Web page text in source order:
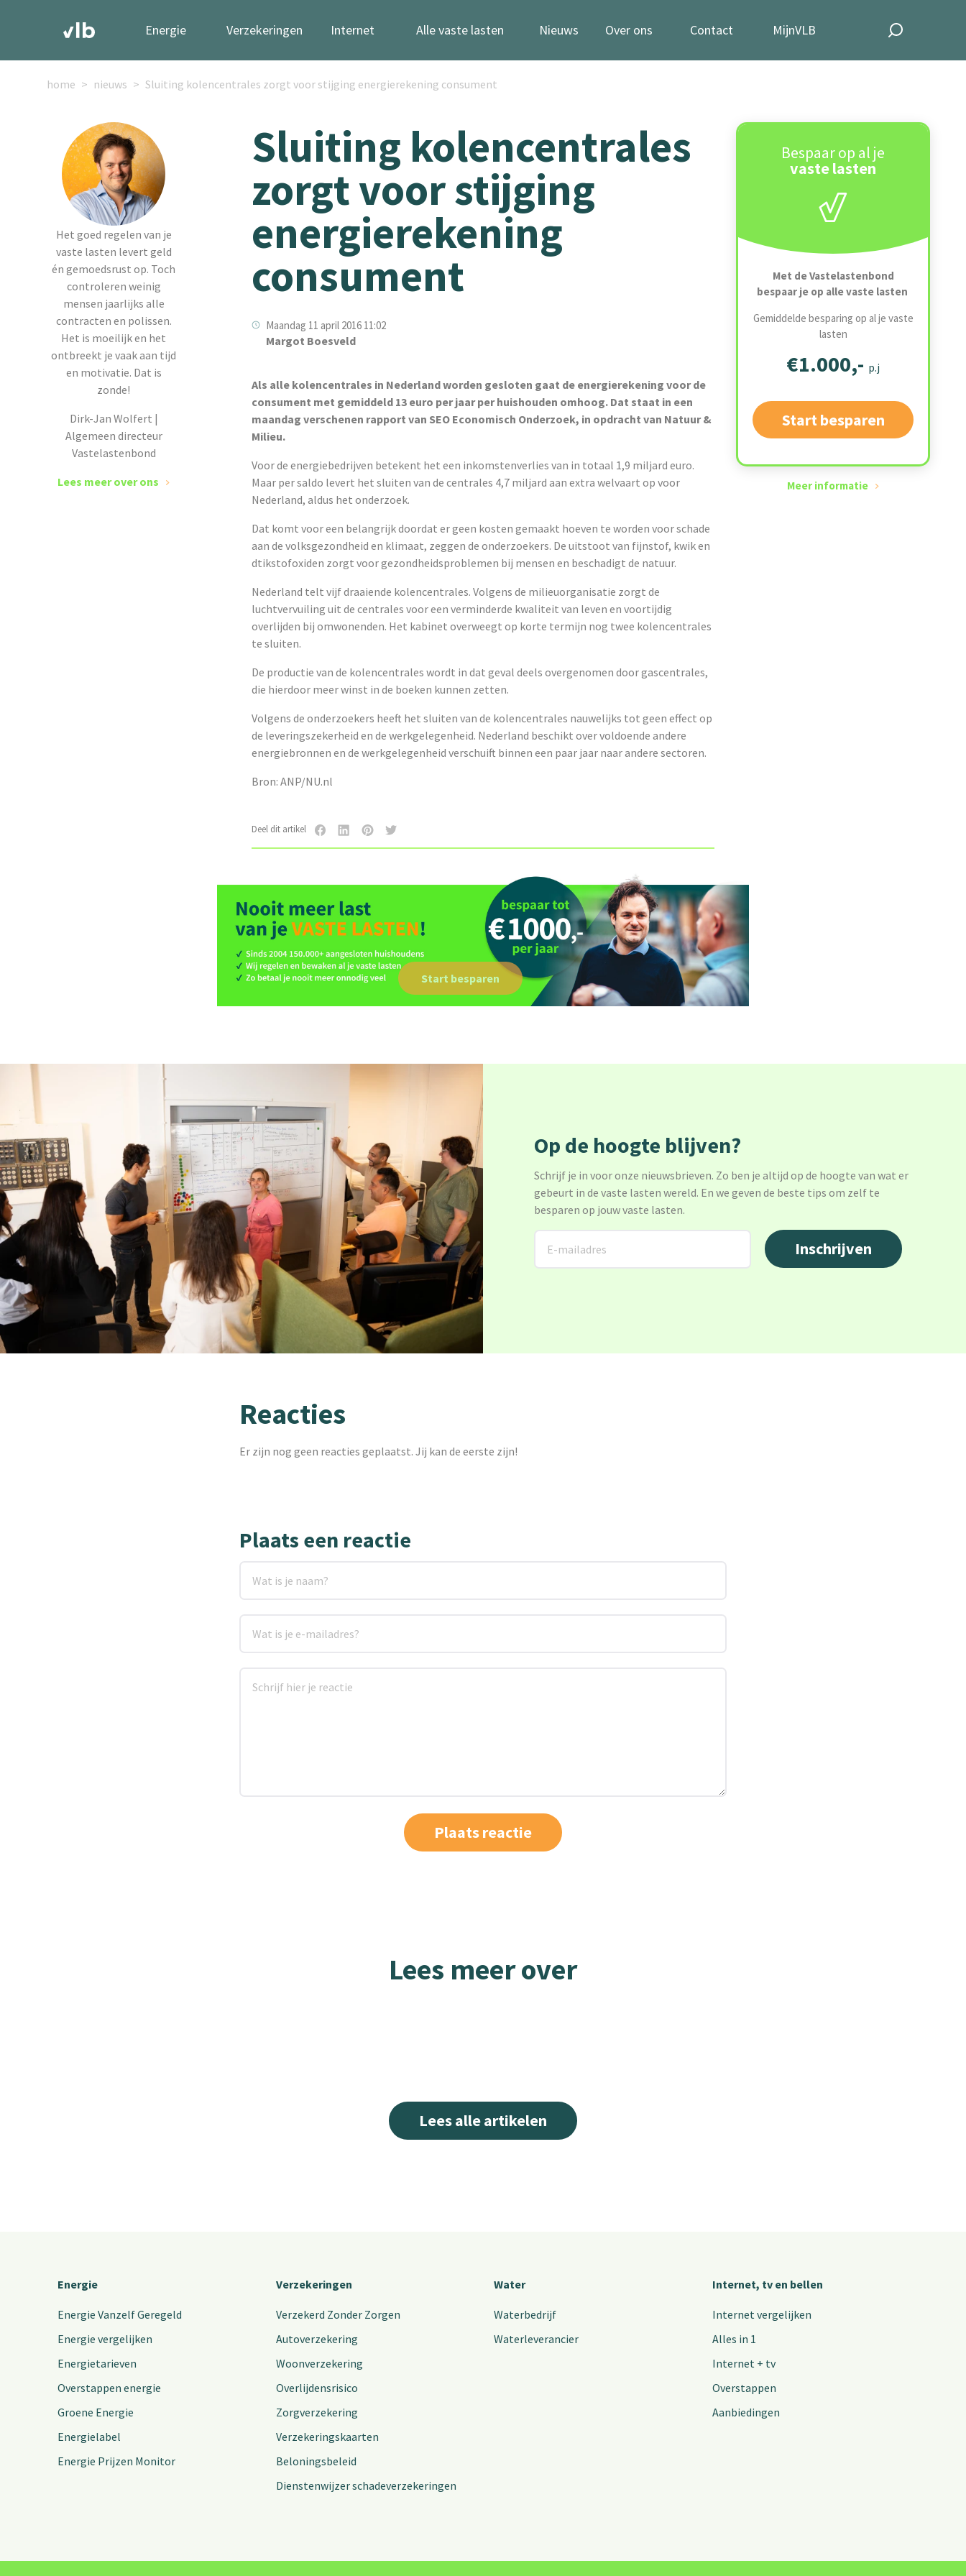
Energie Verzekeringen Internet Alle vaste lasten Nieuws Over ons Contact MijnVLB
home nieuws Sluiting kolencentrales zorgt voor stijging energierekening consument
Het goed regelen van je
vaste lasten levert geld
én gemoedsrust op. Toch
controleren weinig
mensen jaarlijks alle
contracten en polissen.
Het is moeilijk en het
ontbreekt je vaak aan tijd
en motivatie. Dat is
zonde!
Dirk-Jan Wolfert |
Algemeen directeur
Vastelastenbond
Lees meer over ons
Bespaar op al je
vaste lasten
Met de Vastelastenbond
bespaar je op alle vaste lasten
Gemiddelde besparing op al je vaste
lasten
€1.000,- p.j
Start besparen
Meer informatie
Sluiting kolencentrales
zorgt voor stijging
energierekening
consument
Maandag 11 april 2016 11:02
Margot Boesveld
Als alle kolencentrales in Nederland worden gesloten gaat de energierekening voor de
consument met gemiddeld 13 euro per jaar per huishouden omhoog. Dat staat in een
maandag verschenen rapport van SEO Economisch Onderzoek, in opdracht van Natuur &
Milieu.
Voor de energiebedrijven betekent het een inkomstenverlies van in totaal 1,9 miljard euro.
Maar per saldo levert het sluiten van de centrales 4,7 miljard aan extra welvaart op voor
Nederland, aldus het onderzoek.
Dat komt voor een belangrijk doordat er geen kosten gemaakt hoeven te worden voor schade
aan de volksgezondheid en klimaat, zeggen de onderzoekers. De uitstoot van fijnstof, kwik en
dtikstofoxiden zorgt voor gezondheidsproblemen bij mensen en beschadigt de natuur.
Nederland telt vijf draaiende kolencentrales. Volgens de milieuorganisatie zorgt de
luchtvervuiling uit de centrales voor een verminderde kwaliteit van leven en voortijdig
overlijden bij omwonenden. Het kabinet overweegt op korte termijn nog twee kolencentrales
te sluiten.
De productie van de kolencentrales wordt in dat geval deels overgenomen door gascentrales,
die hierdoor meer winst in de boeken kunnen zetten.
Volgens de onderzoekers heeft het sluiten van de kolencentrales nauwelijks tot geen effect op
de leveringszekerheid en de werkgelegenheid. Nederland beschikt over voldoende andere
energiebronnen en de werkgelegenheid verschuift binnen een paar jaar naar andere sectoren.
Bron: ANP/NU.nl
Deel dit artikel
Start besparen
Op de hoogte blijven?
Schrijf je in voor onze nieuwsbrieven. Zo ben je altijd op de hoogte van wat er
gebeurt in de vaste lasten wereld. En we geven de beste tips om zelf te
besparen op jouw vaste lasten.
Reacties
Er zijn nog geen reacties geplaatst. Jij kan de eerste zijn!
Plaats een reactie
Lees meer over
Lees alle artikelen
Energie
Energie Vanzelf Geregeld
Energie vergelijken
Energietarieven
Overstappen energie
Groene Energie
Energielabel
Energie Prijzen Monitor
Verzekeringen
Verzekerd Zonder Zorgen
Autoverzekering
Woonverzekering
Overlijdensrisico
Zorgverzekering
Verzekeringskaarten
Beloningsbeleid
Dienstenwijzer schadeverzekeringen
Water
Waterbedrijf
Waterleverancier
Internet, tv en bellen
Internet vergelijken
Alles in 1
Internet + tv
Overstappen
Aanbiedingen